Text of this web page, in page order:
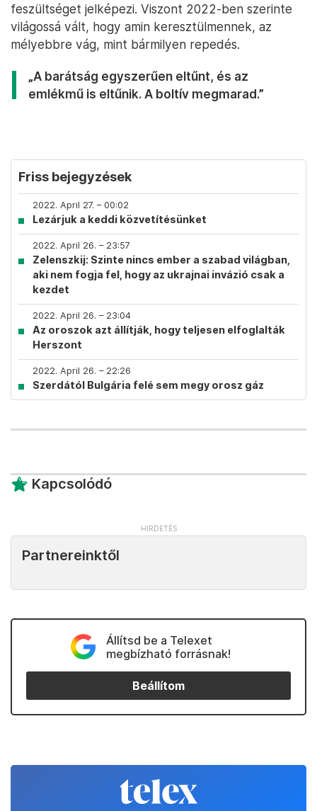
feszültséget jelképezi. Viszont 2022-ben szerinte
világossá vált, hogy amin keresztülmennek, az
mélyebbre vág, mint bármilyen repedés.
„A barátság egyszerűen eltűnt, és az
emlékmű is eltűnik. A boltív megmarad.”
Friss bejegyzések
2022. April 27. – 00:02
Lezárjuk a keddi közvetítésünket
2022. April 26. – 23:57
Zelenszkij: Szinte nincs ember a szabad világban,
aki nem fogja fel, hogy az ukrajnai invázió csak a
kezdet
2022. April 26. – 23:04
Az oroszok azt állítják, hogy teljesen elfoglalták
Herszont
2022. April 26. – 22:26
Szerdától Bulgária felé sem megy orosz gáz
Kapcsolódó
Partnereinktől
Állítsd be a Telexet
megbízható forrásnak!
Beállítom